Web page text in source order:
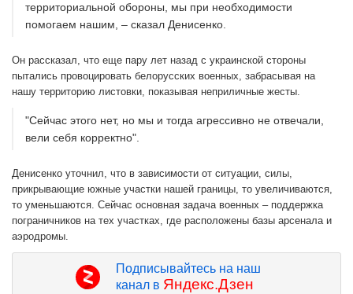
территориальной обороны, мы при необходимости
помогаем нашим, – сказал Денисенко.
Он рассказал, что еще пару лет назад с украинской стороны
пытались провоцировать белорусских военных, забрасывая на
нашу территорию листовки, показывая неприличные жесты.
"Сейчас этого нет, но мы и тогда агрессивно не отвечали,
вели себя корректно".
Денисенко уточнил, что в зависимости от ситуации, силы,
прикрывающие южные участки нашей границы, то увеличиваются,
то уменьшаются. Сейчас основная задача военных – поддержка
пограничников на тех участках, где расположены базы арсенала и
аэродромы.
Подписывайтесь на наш
канал в Яндекс.Дзен